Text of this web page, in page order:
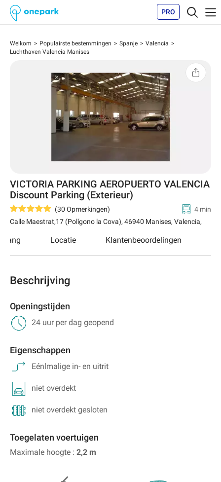
PRO
Welkom Populairste bestemmingen Spanje
Valencia
Luchthaven Valencia Manises
VICTORIA PARKING AEROPUERTO VALENCIA
Discount Parking (Exterieur)
(30 Opmerkingen)
4 min
Calle Maestrat,17 (Polígono la Cova), 46940 Manises, Valencia,
Locatie Klantenbeoordelingen
Beschrijving
Openingstijden
24 uur per dag geopend
Eigenschappen
Eénlmalige in- en uitrit
niet overdekt
niet overdekt gesloten
Toegelaten voertuigen
Maximale hoogte : 2,2 m